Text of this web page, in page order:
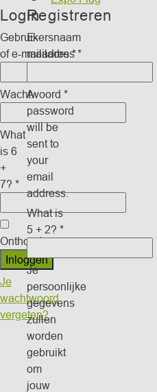
Login
Gebruikersnaam
of e-mailadres*
Wachtwoord *
What
is 6
+
7? *
Onthouden
Inloggen
Je
wachtwoord
vergeten?
Registreren
E-
mailadres*
A
password
will be
sent to
your
email
address.
What is
5 + 2?*
Je
persoonlijke
gegevens
zullen
worden
gebruikt
om
jouw